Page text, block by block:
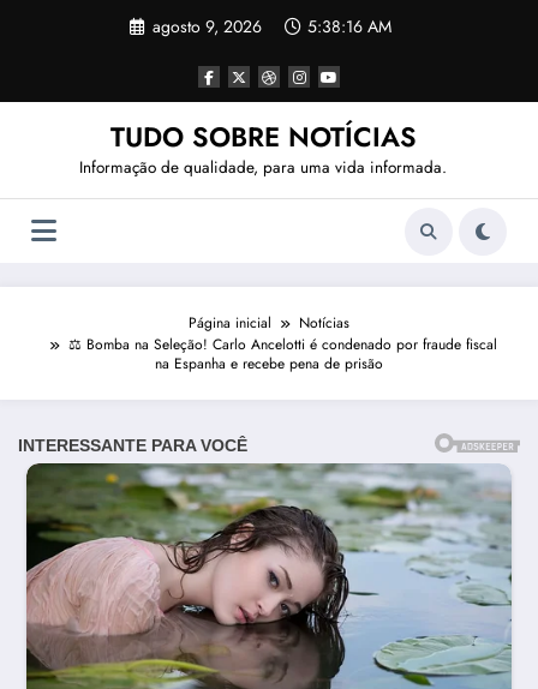
agosto 9, 2026 5:38:18 AM
TUDO SOBRE NOTÍCIAS
Informação de qualidade, para uma vida informada.
Página inicial
Notícias
⚖️ Bomba na Seleção! Carlo Ancelotti é condenado por fraude fiscal
na Espanha e recebe pena de prisão